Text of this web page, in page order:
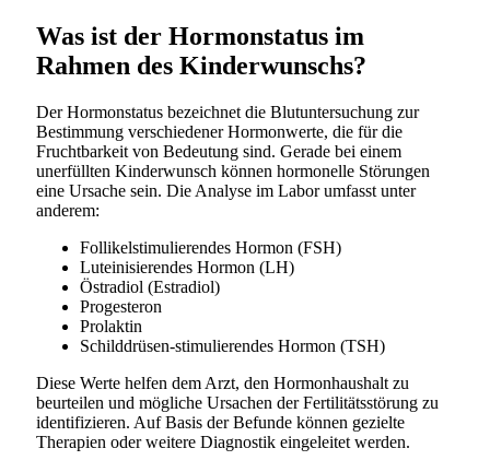
Was ist der Hormonstatus im
Rahmen des Kinderwunschs?
Der Hormonstatus bezeichnet die Blutuntersuchung zur
Bestimmung verschiedener Hormonwerte, die für die
Fruchtbarkeit von Bedeutung sind. Gerade bei einem
unerfüllten Kinderwunsch können hormonelle Störungen
eine Ursache sein. Die Analyse im Labor umfasst unter
anderem:
Follikelstimulierendes Hormon (FSH)
Luteinisierendes Hormon (LH)
Östradiol (Estradiol)
Progesteron
Prolaktin
Schilddrüsen-stimulierendes Hormon (TSH)
Diese Werte helfen dem Arzt, den Hormonhaushalt zu
beurteilen und mögliche Ursachen der Fertilitätsstörung zu
identifizieren. Auf Basis der Befunde können gezielte
Therapien oder weitere Diagnostik eingeleitet werden.